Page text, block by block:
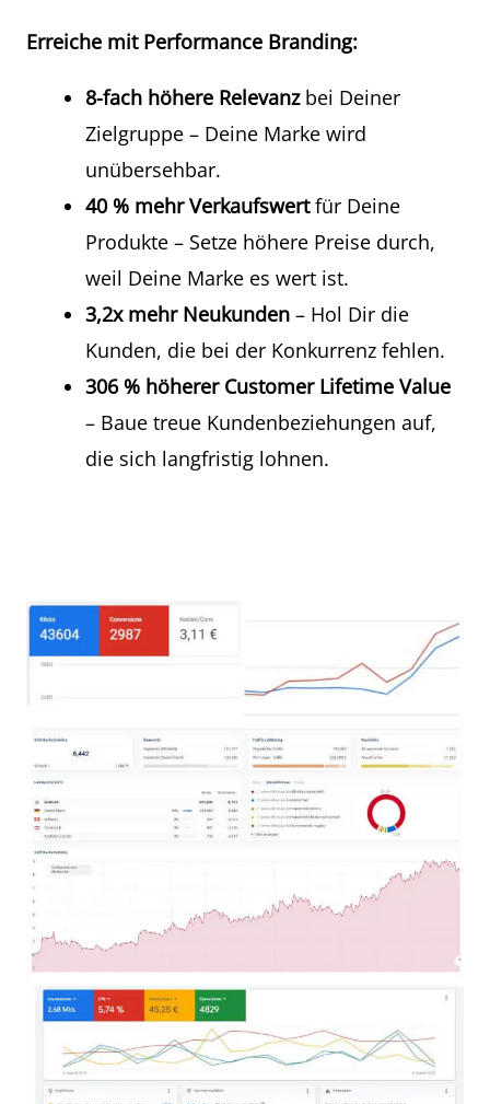
Erreiche mit Performance Branding:
8-fach höhere Relevanzbei Deiner
Zielgruppe – Deine Marke wird
unübersehbar.
40 % mehr Verkaufswertfür Deine
Produkte – Setze höhere Preise durch,
weil Deine Marke es wert ist.
3,2x mehr Neukunden – Hol Dir die
Kunden, die bei der Konkurrenz fehlen.
306 % höherer Customer Lifetime Value
– Baue treue Kundenbeziehungen auf,
die sich langfristig lohnen.